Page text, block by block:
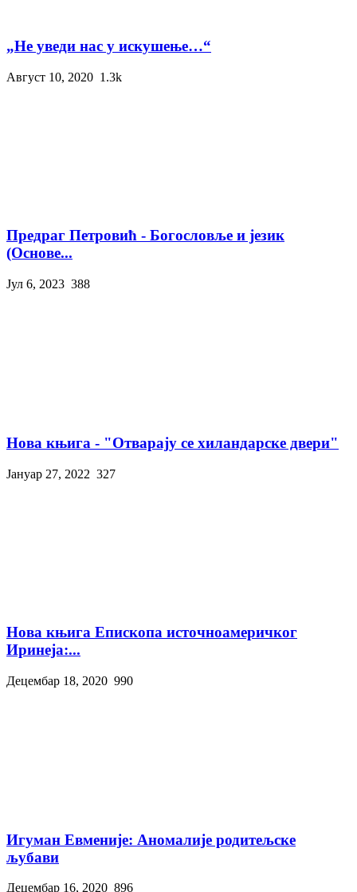
„Не уведи нас у искушење…“
Август 10, 2020 1.3k
Предраг Петровић - Богословље и језик
(Основе...
Јул 6, 2023 388
Нова књига - "Отварају се хиландарске двери"
Јануар 27, 2022 327
Нова књига Епископа источноамеричког
Иринеја:...
Децембар 18, 2020 990
Игуман Евменије: Аномалије родитељске
љубави
Децембар 16, 2020 896